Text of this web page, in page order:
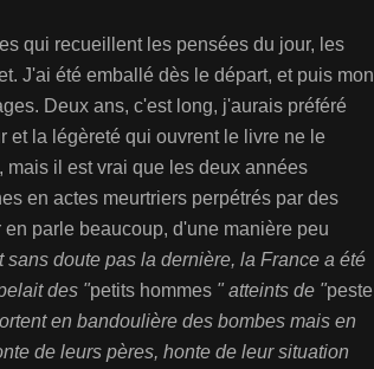
qui recueillent les pensées du jour, les
J'ai été emballé dès le départ, et puis mon
Deux ans, c'est long, j'aurais préféré
et la légèreté qui ouvrent le livre ne le
mais il est vrai que les deux années
en actes meurtriers perpétrés par des
parle beaucoup, d'une manière peu
sans doute pas la dernière, la France a été
des "petits hommes " atteints de "peste
en bandoulière des bombes mais en
de leurs pères, honte de leur situation